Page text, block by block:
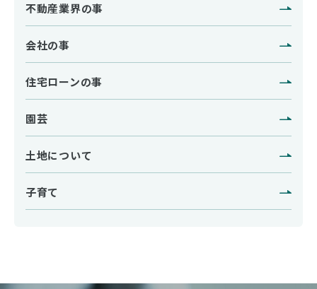
不動産業界の事
会社の事
住宅ローンの事
園芸
土地について
子育て